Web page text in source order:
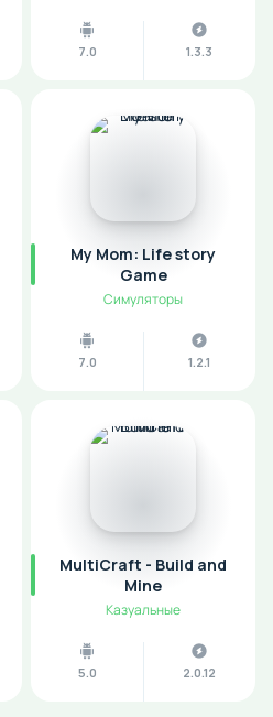
7.0 1.3.3
My Mom: Life story
Game
Симуляторы
7.0 1.2.1
MultiCraft - Build and
Mine
Казуальные
5.0 2.0.12